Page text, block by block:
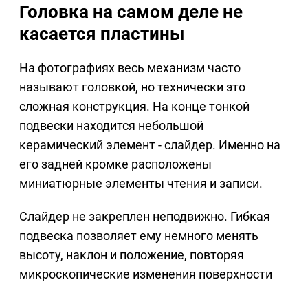
Головка на самом деле не
касается пластины
На фотографиях весь механизм часто
называют головкой, но технически это
сложная конструкция. На конце тонкой
подвески находится небольшой
керамический элемент - слайдер. Именно на
его задней кромке расположены
миниатюрные элементы чтения и записи.
Слайдер не закреплен неподвижно. Гибкая
подвеска позволяет ему немного менять
высоту, наклон и положение, повторяя
микроскопические изменения поверхности